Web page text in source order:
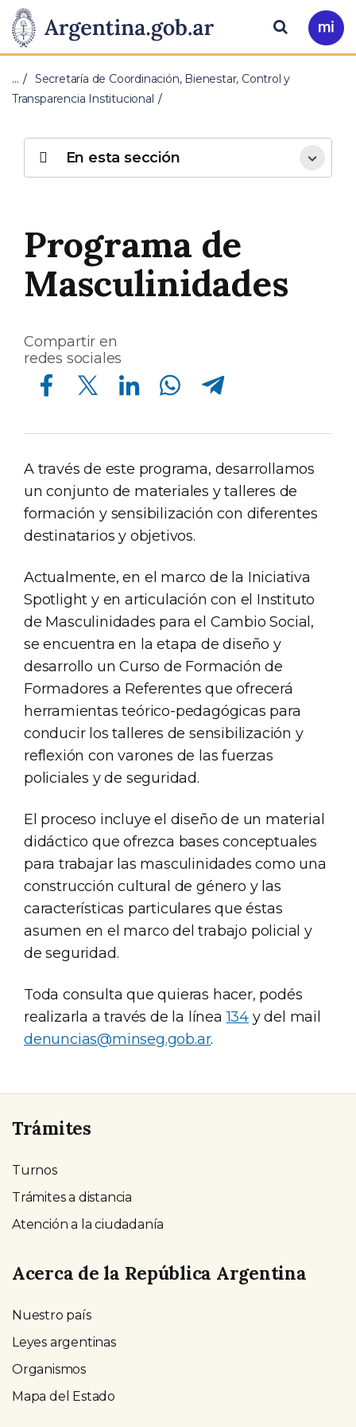
Presidencia
de
la
Nación
Pasar al contenido principal
Ir
a
Buscar
…
Secretaría de Coordinación, Bienestar, Control y
Transparencia Institucional
Programa de
Masculinidades
Compartir en
redes sociales
Compartir en Facebook Compartir en Twitter Compartir en Linkedin Compartir en Whatsapp Compartir en Telegram
A través de este programa, desarrollamos
un conjunto de materiales y talleres de
formación y sensibilización con diferentes
destinatarios y objetivos.
Actualmente, en el marco de la Iniciativa
Spotlight y en articulación con el Instituto
de Masculinidades para el Cambio Social,
se encuentra en la etapa de diseño y
desarrollo un Curso de Formación de
Formadores a Referentes que ofrecerá
herramientas teórico-pedagógicas para
conducir los talleres de sensibilización y
reflexión con varones de las fuerzas
policiales y de seguridad.
El proceso incluye el diseño de un material
didáctico que ofrezca bases conceptuales
para trabajar las masculinidades como una
construcción cultural de género y las
características particulares que éstas
asumen en el marco del trabajo policial y
de seguridad.
Toda consulta que quieras hacer, podés
realizarla a través de la línea134 y del mail
denuncias@minseg.gob.ar.
En esta sección
Trámites
Turnos
Trámites a distancia
Atención a la ciudadanía
Acerca de la República Argentina
Nuestro país
Leyes argentinas
Organismos
Mapa del Estado